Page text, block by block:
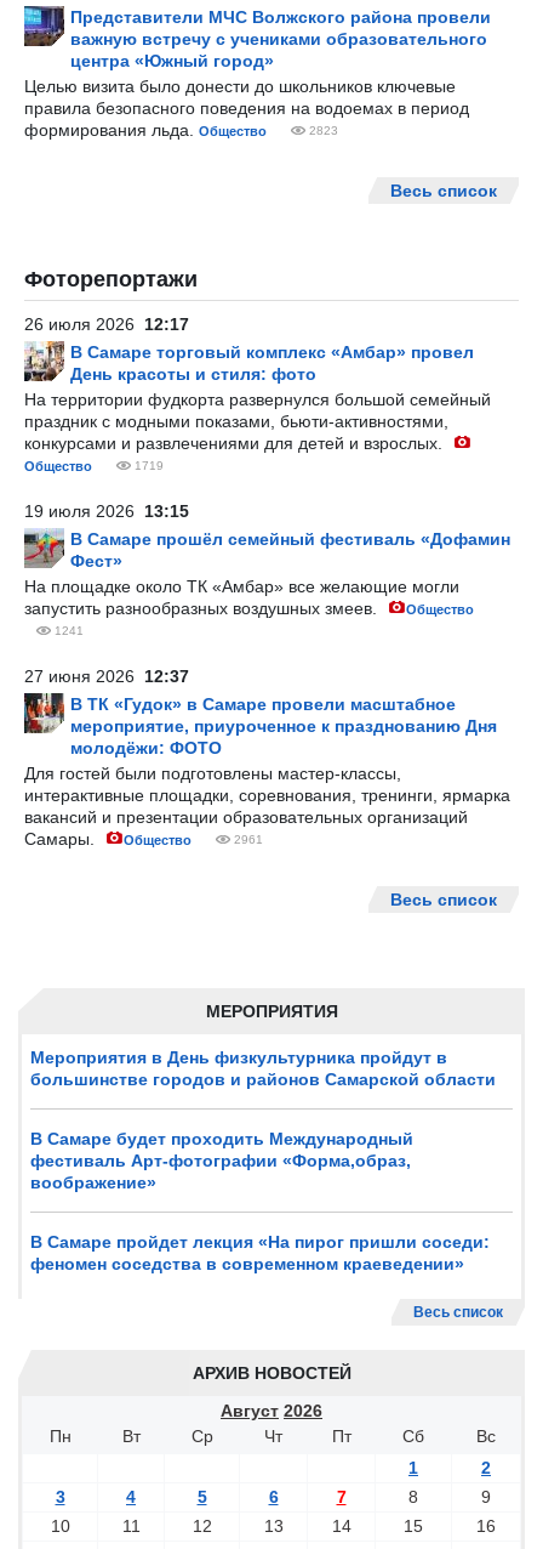
МЕРОПРИЯТИЯ
Мероприятия в День физкультурника пройдут в
большинстве городов и районов Самарской области
В Самаре будет проходить Международный
фестиваль Арт-фотографии «Форма,образ,
воображение»
В Самаре пройдет лекция «На пирог пришли соседи:
феномен соседства в современном краеведении»
Весь список
АРХИВ НОВОСТЕЙ
Август 2026
Пн
Вт Ср Чт Пт Сб
Вс
1
2
3
4 5 6 7 8
9
10
11 12 13 14 15
16
Представители МЧС Волжского района провели
важную встречу с учениками образовательного
центра «Южный город»
Целью визита было донести до школьников ключевые
правила безопасного поведения на водоемах в период
формирования льда.
Общество 2823
Весь список
Фоторепортажи
26 июля 2026 12:17
В Самаре торговый комплекс «Амбар» провел
День красоты и стиля: фото
На территории фудкорта развернулся большой семейный
праздник с модными показами, бьюти-активностями,
конкурсами и развлечениями для детей и взрослых.
Общество 1719
19 июля 2026 13:15
В Самаре прошёл семейный фестиваль «Дофамин
Фест»
На площадке около ТК «Амбар» все желающие могли
запустить разнообразных воздушных змеев.
Общество
1241
27 июня 2026 12:37
В ТК «Гудок» в Самаре провели масштабное
мероприятие, приуроченное к празднованию Дня
молодёжи: ФОТО
Для гостей были подготовлены мастер-классы,
интерактивные площадки, соревнования, тренинги, ярмарка
вакансий и презентации образовательных организаций
Самары.
Общество 2961
Весь список